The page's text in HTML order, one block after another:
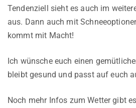
Tendenziell sieht es auch im
aus. Dann auch mit
kommt mit Macht!
Ich wünsche euch einen
bleibt gesund und passt auf euch
Noch mehr Infos zum Wetter gibt